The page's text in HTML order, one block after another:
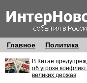
Главное Политика
В Китае
об угрозе
великих держав